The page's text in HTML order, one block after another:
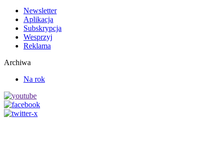
Newsletter
Aplikacja
Subskrypcja
Wesprzyj
Reklama
Archiwa
Na rok